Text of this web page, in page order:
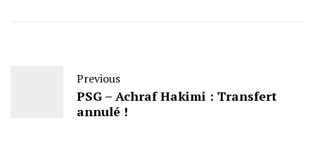
Previous
PSG – Achraf Hakimi : Transfert
annulé !